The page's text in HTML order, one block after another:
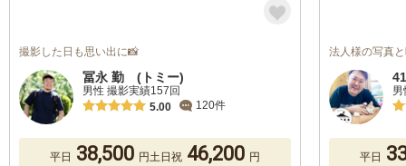
撮影した日も思い出に📸
冨永 勤 (トミー)
男性 撮影実績157回
5.00
120件
平日 38,500 円土日祝 46,200 円
法人様の写真
平日